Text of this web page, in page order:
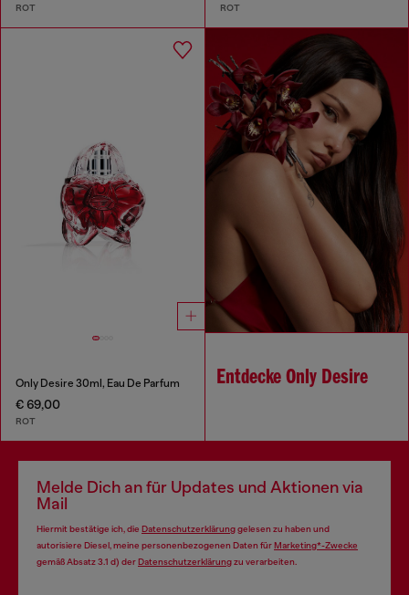
ROT ROT
Only Desire 30ml, Eau De Parfum
€ 69,00
ROT
Entdecke Only Desire
Melde Dich an für Updates und Aktionen via
Mail
Hiermit bestätige ich, die Datenschutzerklärunggelesen zu haben und
autorisiere Diesel, meine personenbezogenen Daten fürMarketing*-Zwecke
gemäß Absatz 3.1 d) derDatenschutzerklärungzu verarbeiten.